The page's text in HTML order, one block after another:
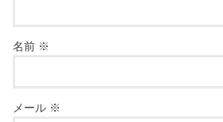
名前 ※
メール ※